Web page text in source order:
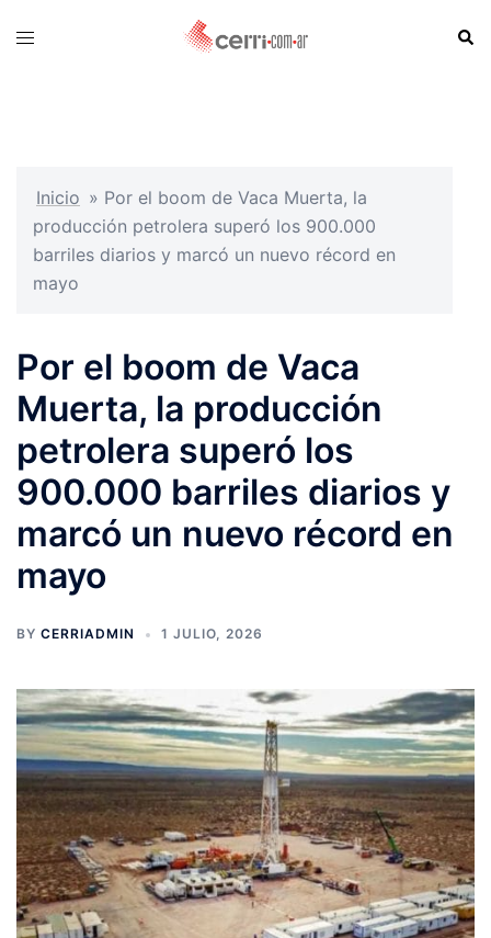
Toggle
Inicio » Por el boom de Vaca Muerta, la
producción petrolera superó los 900.000
barriles diarios y marcó un nuevo récord en
mayo
Por el boom de Vaca
Muerta, la producción
petrolera superó los
900.000 barriles diarios y
marcó un nuevo récord en
mayo
BY CERRIADMIN 1 JULIO, 2026